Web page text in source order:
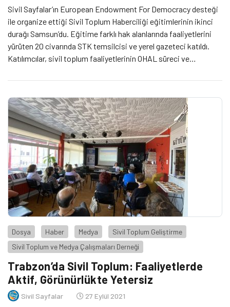
Sivil Sayfalar’ın European Endowment For Democracy desteği
ile organize ettiği Sivil Toplum Haberciliği eğitimlerinin ikinci
durağı Samsun’du. Eğitime farklı hak alanlarında faaliyetlerini
yürüten 20 civarında STK temsilcisi ve yerel gazeteci katıldı.
Katılımcılar, sivil toplum faaliyetlerinin OHAL süreci ve
çalışmanın yerel basında yer bulamadığını söyledi.
Dosya Haber Medya
Sivil Toplum Geliştirme
Sivil Toplum ve Medya Çalışmaları Derneği
Trabzon’da Sivil Toplum: Faaliyetlerde
Aktif, Görünürlükte Yetersiz
Sivil Sayfalar 27 Eylül 2021